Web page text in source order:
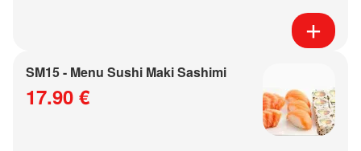
SM15 - Menu Sushi Maki Sashimi
17.90 €